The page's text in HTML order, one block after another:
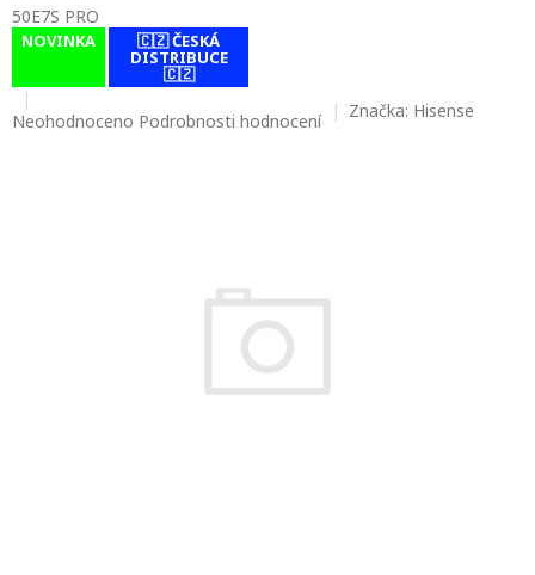
50E7S PRO
NOVINKA 🇨🇿 ČESKÁ
DISTRIBUCE
🇨🇿
Průměrné
Neohodnoceno Podrobnosti hodnocení Značka: Hisense